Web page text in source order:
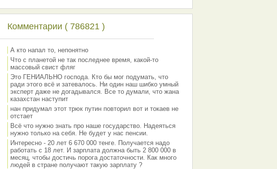
Комментарии ( 786821 )
А кто напал то, непонятно
Что с планетой не так последнее время, какой-то
массовый свист фляг
Это ГЕНИАЛЬНО господа. Кто бы мог подумать, что
ради этого всё и затевалось. Ни один наш шибко умный
эксперт даже не догадывался. Все то думали, что жана
казахстан наступит
нан придумал этот трюк путин повторил вот и токаев не
отстает
Всё что нужно знать про наше государство. Надеяться
нужно только на себя. Не будет у нас пенсии.
Интересно - 20 лет 6 670 000 тенге. Получается надо
работать с 18 лет. И зарплата должна быть 2 800 000 в
месяц, чтобы достичь порога достаточности. Как много
людей в стране получают такую зарплату ?